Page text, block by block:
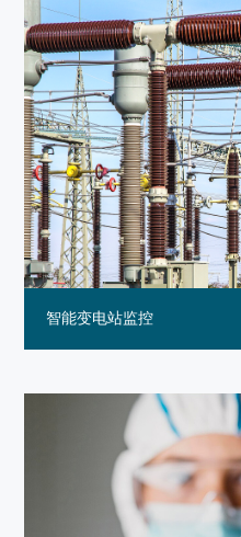
智能变电站监控